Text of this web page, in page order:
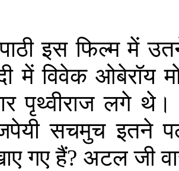
इस फिल्म में
में विवेक ओबेरॉय
पृथ्वीराज लगे
सचमुच इतने
गए हैं? अटल जी